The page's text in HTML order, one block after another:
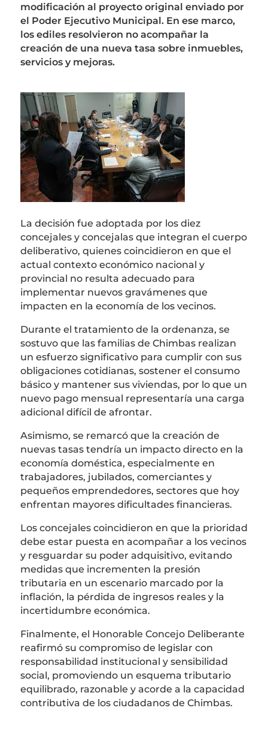
modificación al proyecto original enviado por
el Poder Ejecutivo Municipal. En ese marco,
los ediles resolvieron no acompañar la
creación de una nueva tasa sobre inmuebles,
servicios y mejoras.
La decisión fue adoptada por los diez
concejales y concejalas que integran el cuerpo
deliberativo, quienes coincidieron en que el
actual contexto económico nacional y
provincial no resulta adecuado para
implementar nuevos gravámenes que
impacten en la economía de los vecinos.
Durante el tratamiento de la ordenanza, se
sostuvo que las familias de Chimbas realizan
un esfuerzo significativo para cumplir con sus
obligaciones cotidianas, sostener el consumo
básico y mantener sus viviendas, por lo que un
nuevo pago mensual representaría una carga
adicional difícil de afrontar.
Asimismo, se remarcó que la creación de
nuevas tasas tendría un impacto directo en la
economía doméstica, especialmente en
trabajadores, jubilados, comerciantes y
pequeños emprendedores, sectores que hoy
enfrentan mayores dificultades financieras.
Los concejales coincidieron en que la prioridad
debe estar puesta en acompañar a los vecinos
y resguardar su poder adquisitivo, evitando
medidas que incrementen la presión
tributaria en un escenario marcado por la
inflación, la pérdida de ingresos reales y la
incertidumbre económica.
Finalmente, el Honorable Concejo Deliberante
reafirmó su compromiso de legislar con
responsabilidad institucional y sensibilidad
social, promoviendo un esquema tributario
equilibrado, razonable y acorde a la capacidad
contributiva de los ciudadanos de Chimbas.